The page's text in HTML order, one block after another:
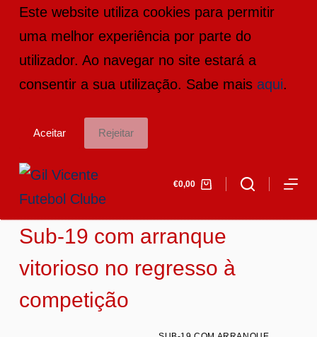
P
u
a
a
o
n
Este website utiliza cookies para permitir
uma melhor experiência por parte do
utilizador. Ao navegar no site estará a
consentir a sua utilização. Sabe mais aqui.
Aceitar Rejeitar
€0,00
Sub-19 com arranque
vitorioso no regresso à
competição